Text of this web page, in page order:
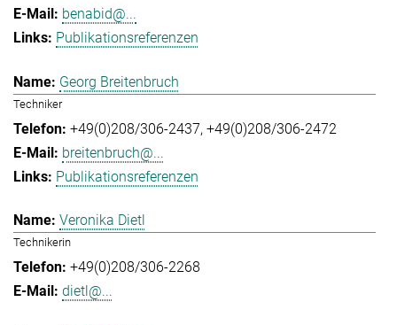
benabid@...
Publikationsreferenzen
Georg Breitenbruch
Techniker
+49(0)208/306-2437 +49(0)208/306-2472
breitenbruch@...
Publikationsreferenzen
Veronika Dietl
Technikerin
+49(0)208/306-2268
dietl@...